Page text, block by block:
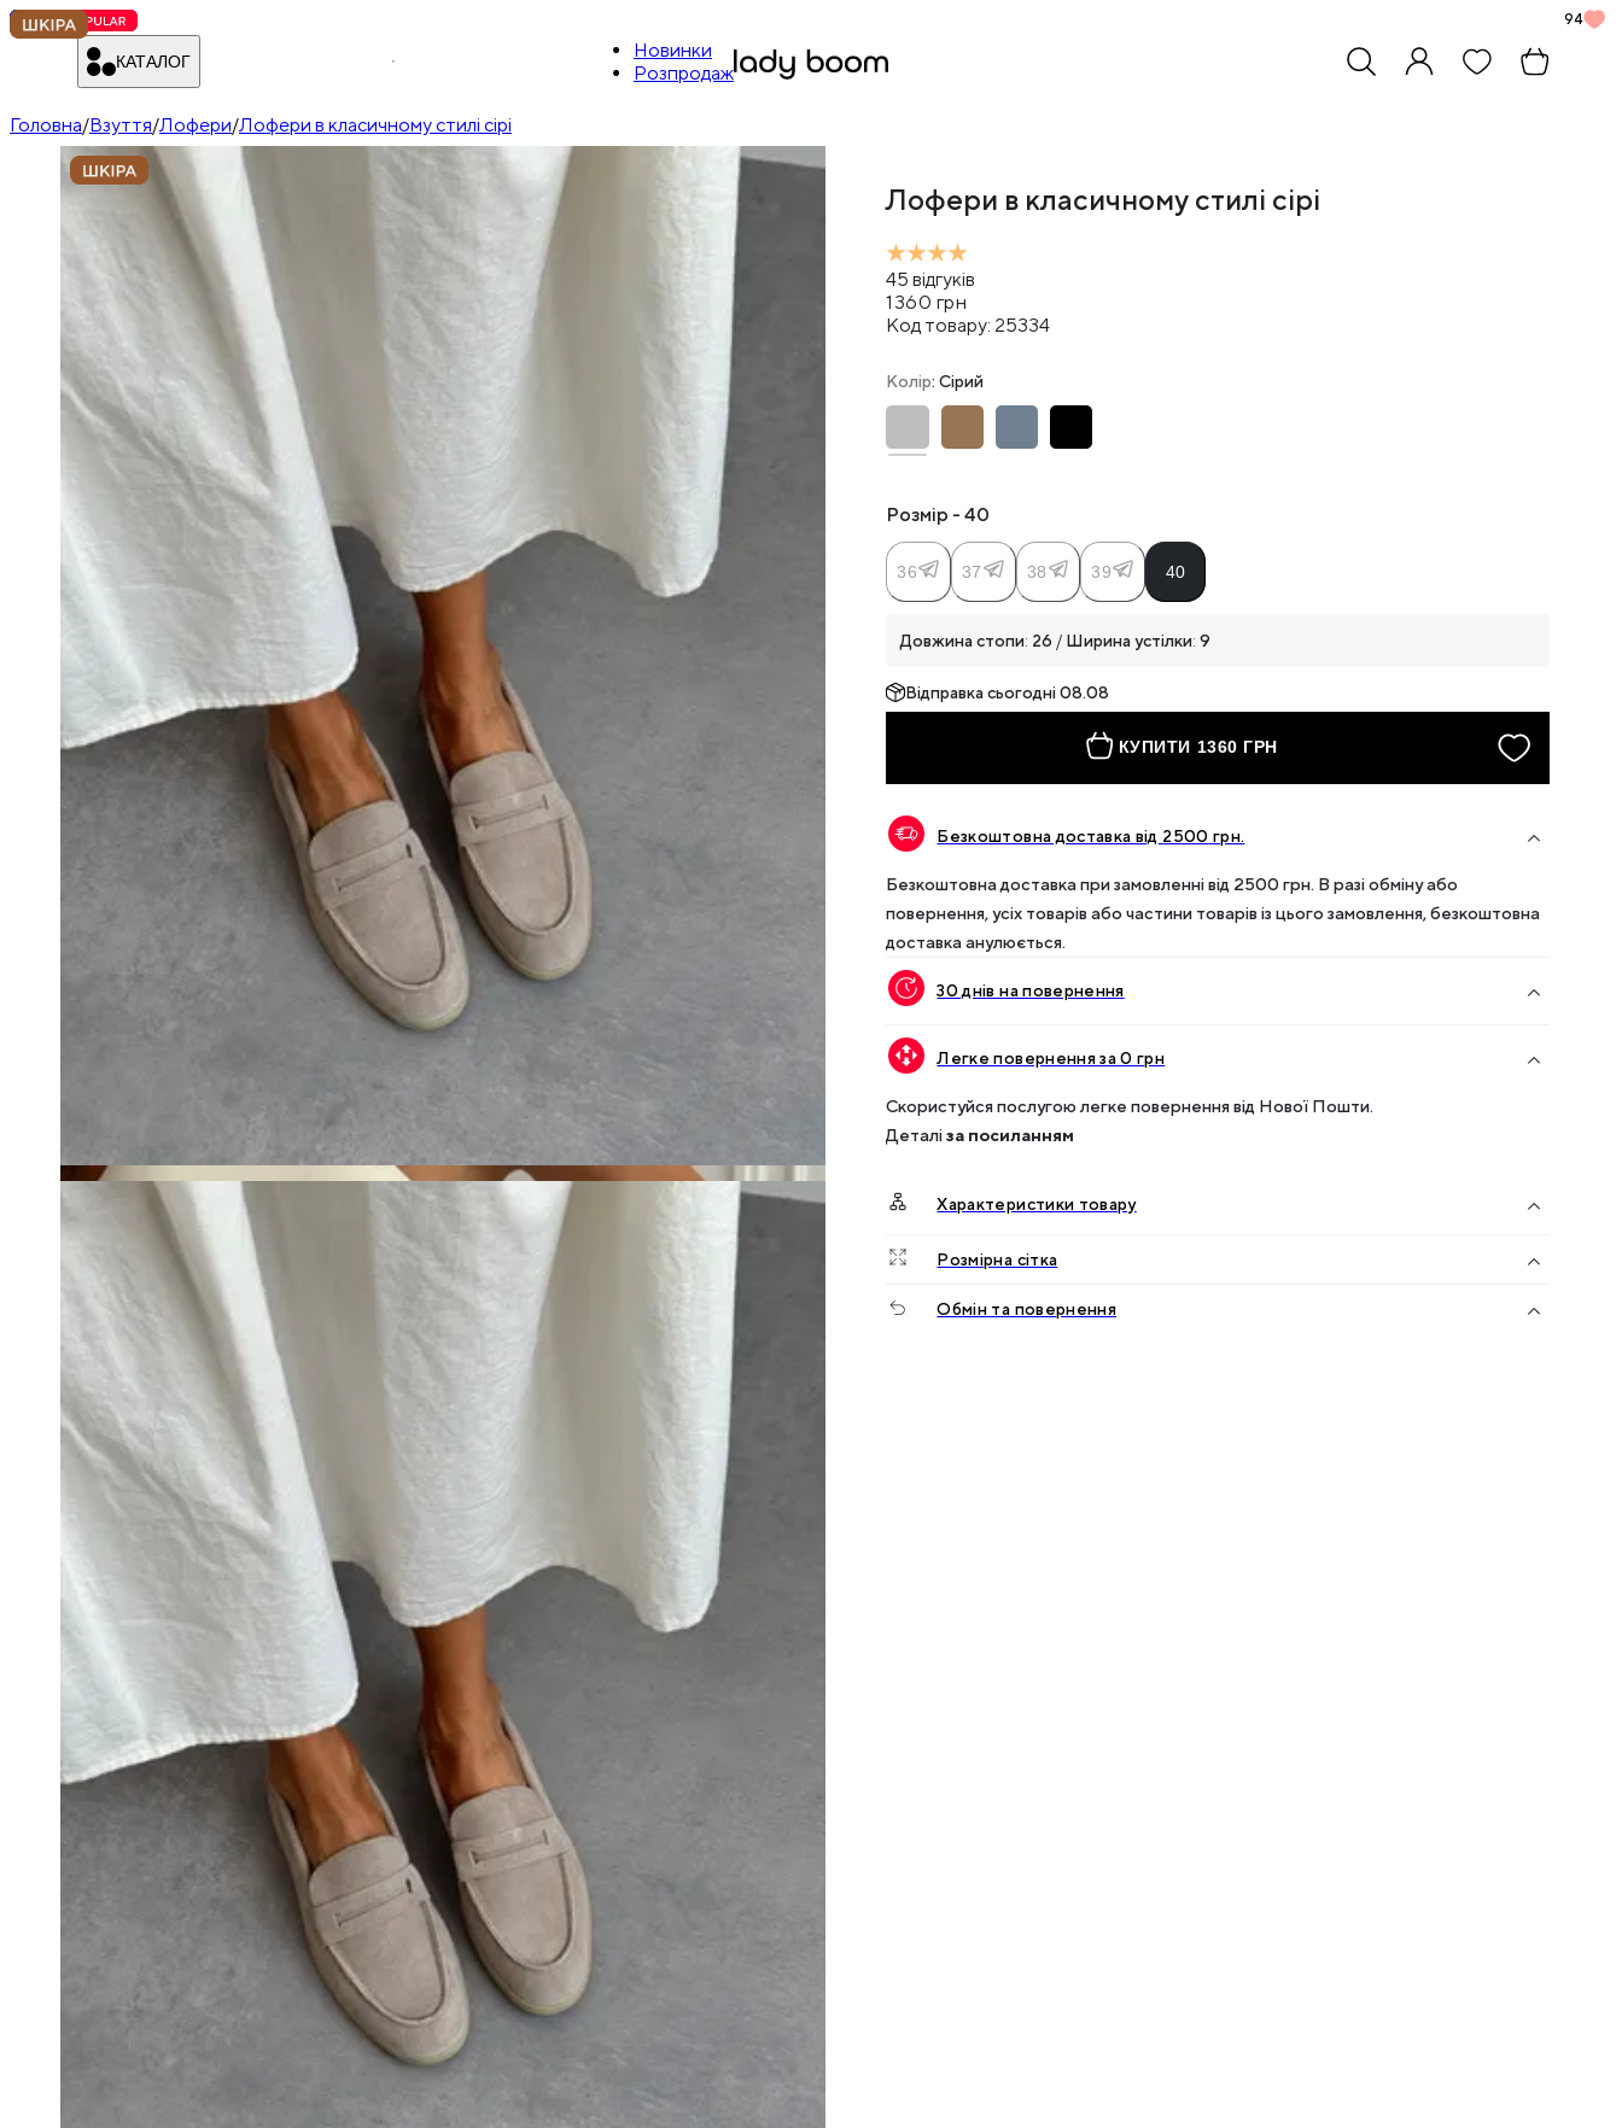
КАТАЛОГ
Новинки
Розпродаж
Головна/Взуття/Лофери/Лофери в класичному стилі сірі
94
Лофери в класичному стилі сірі
45 відгуків
1360 грн
Код товару: 25334
Колір: Сірий
Розмір -40
36 37 38 39 40
Довжина стопи: 26 / Ширина устілки: 9
Відправкасьогодні 08.08
КУПИТИ 1360 ГРН
Безкоштовна доставка від 2500 грн.
Безкоштовна доставка при замовленні від 2500 грн. В разі обміну або
повернення, усіх товарів або частини товарів із цього замовлення, безкоштовна
доставка анулюється.
30 днів на повернення
Легке повернення за 0 грн
Скористуйся послугою легке повернення від Нової Пошти.
Деталіза посиланням
Характеристики товару
Розмірна сітка
Обмін та повернення